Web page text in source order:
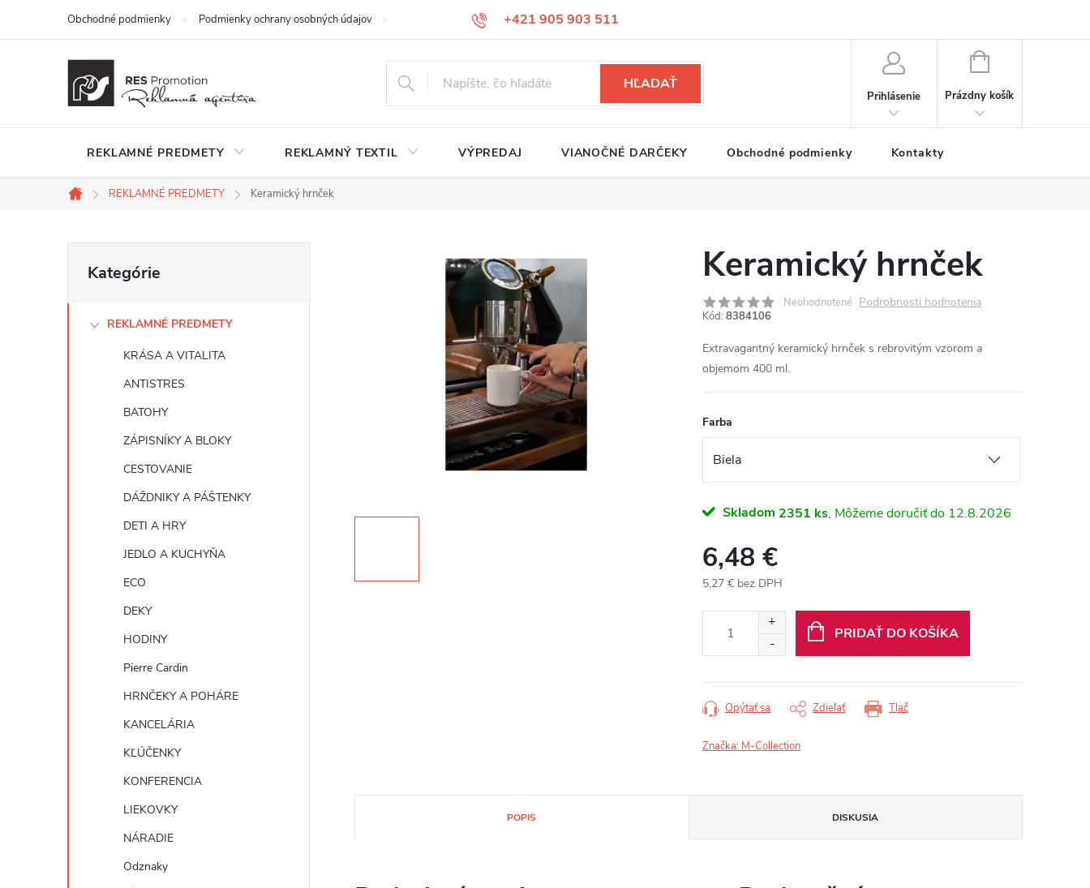
+421 905 903 511
Obchodné podmienky Podmienky ochrany osobných údajov Reklamačný poriadok Služby Kontakty
HĽADAŤ
Prihlásenie
NÁKUPNÝ
Prázdny košík
REKLAMNÉ PREDMETY REKLAMNÝ TEXTIL VÝPREDAJ VIANOČNÉ DARČEKY Obchodné podmienky Kontakty
Domov
REKLAMNÉ PREDMETY Keramický hrnček
o
kategórie
Kategórie
REKLAMNÉ PREDMETY
KRÁSA A VITALITA
ANTISTRES
BATOHY
ZÁPISNÍKY A BLOKY
CESTOVANIE
DÁŽDNIKY A PÁŠTENKY
DETI A HRY
JEDLO A KUCHYŇA
ECO
DEKY
HODINY
Pierre Cardin
HRNČEKY A POHÁRE
KANCELÁRIA
KĽÚČENKY
KONFERENCIA
LIEKOVKY
NÁRADIE
Odznaky
Keramický hrnček
Neohodnotené Podrobnosti hodnotenia
Kód: 8384106
Extravagantný keramický hrnček s rebrovitým vzorom a
objemom 400 ml.
Farba
Skladom 2351 ks 12.8.2026
6,48 €
5,27 € bez DPH
PRIDAŤ DO KOŠÍKA
Tlač
Opýtať sa Zdieľať
Značka: M-Collection
POPIS DISKUSIA